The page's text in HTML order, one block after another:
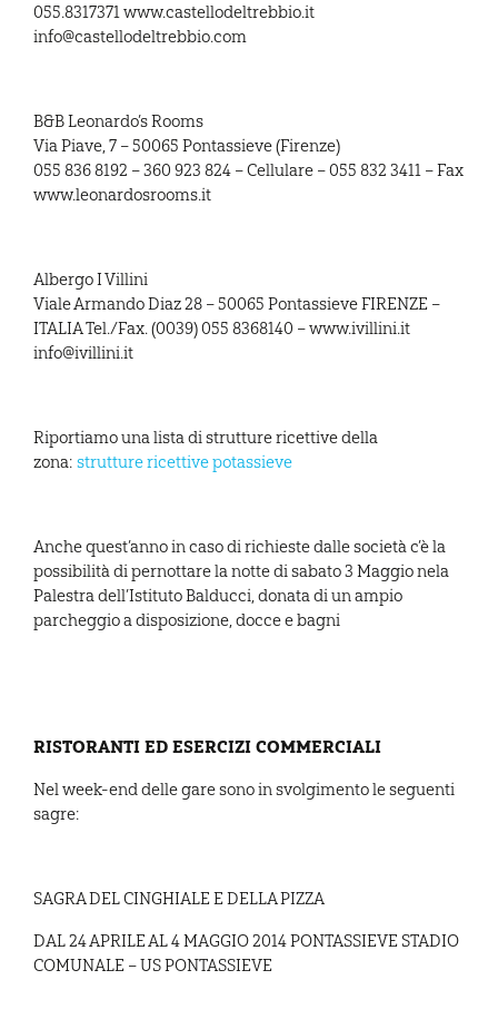
055.8317371 www.castellodeltrebbio.it
info@castellodeltrebbio.com
B&B Leonardo’s Rooms
Via Piave, 7 – 50065 Pontassieve (Firenze)
055 836 8192 – 360 923 824 – Cellulare – 055 832 3411 – Fax
www.leonardosrooms.it
Albergo I Villini
Viale Armando Diaz 28 – 50065 Pontassieve FIRENZE –
ITALIA Tel./Fax. (0039) 055 8368140 – www.ivillini.it
info@ivillini.it
Riportiamo una lista di strutture ricettive della
zona: strutture ricettive potassieve
Anche quest’anno in caso di richieste dalle società c’è la
possibilità di pernottare la notte di sabato 3 Maggio nela
Palestra dell’Istituto Balducci, donata di un ampio
parcheggio a disposizione, docce e bagni
RISTORANTI ED ESERCIZI COMMERCIALI
Nel week-end delle gare sono in svolgimento le seguenti
sagre:
SAGRA DEL CINGHIALE E DELLA PIZZA
DAL 24 APRILE AL 4 MAGGIO 2014 PONTASSIEVE STADIO
COMUNALE – US PONTASSIEVE